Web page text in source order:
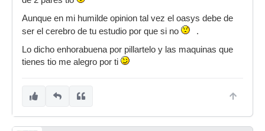
Aunque en mi humilde opinion tal vez el oasys debe de
ser el cerebro de tu estudio por que si no
.
Lo dicho enhorabuena por pillartelo y las maquinas que
tienes tio me alegro por ti